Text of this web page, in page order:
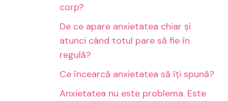
corp?
De ce apare anxietatea chiar și
atunci când totul pare să fie în
regulă?
Ce încearcă anxietatea să îți spună?
Anxietatea nu este problema. Este